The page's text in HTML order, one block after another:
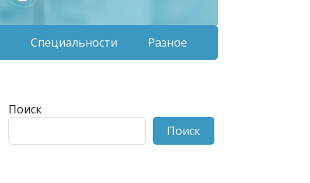
Специальности Разное
Поиск
Поиск